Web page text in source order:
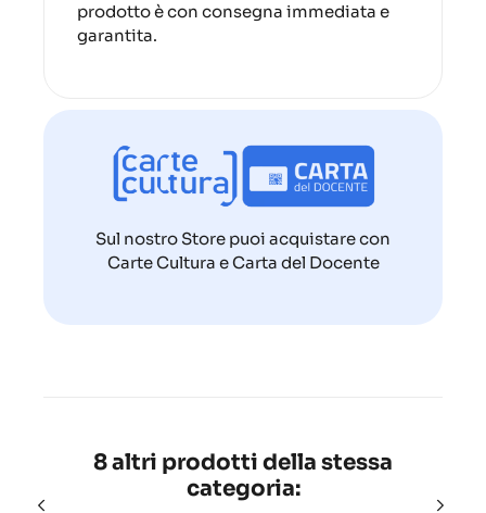
prodotto è con consegna immediata e
garantita.
Sul nostro Store puoi acquistare con
Carte Cultura e Carta del Docente
8 altri prodotti della stessa
categoria: